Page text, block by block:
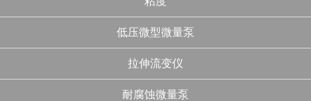
低压微型微量泵
拉伸流变仪
耐腐蚀微量泵